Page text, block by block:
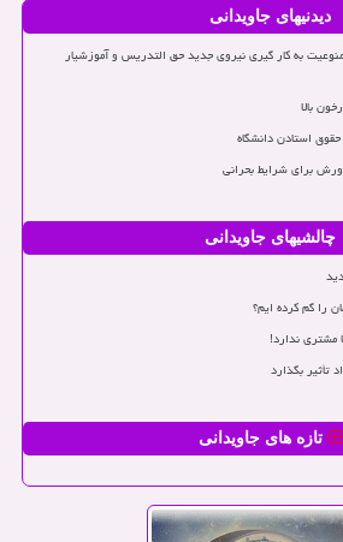
دیدنیهای جاویدانی
به کار گیری نیروی جدید حق التدریس و آموزشیار
بالا
حقوق استادن دانشگاه
برای شرایط بحرانی
چالشیهای جاویدانی
را گم کرده ایم؟
تأثیر بگذارد
تازه های جاویدانی